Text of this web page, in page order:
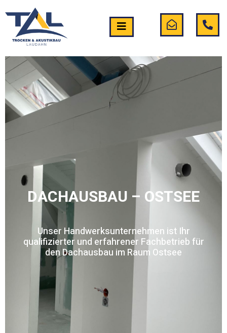
DACHAUSBAU – OSTSEE
Unser Handwerksunternehmen ist Ihr
qualifizierter und erfahrener Fachbetrieb für
den Dachausbau im Raum Ostsee